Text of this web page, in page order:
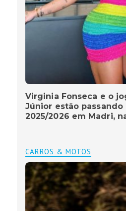
Virginia Fonseca e o
Júnior estão passando
2025/2026 em Madri,
CARROS & MOTOS